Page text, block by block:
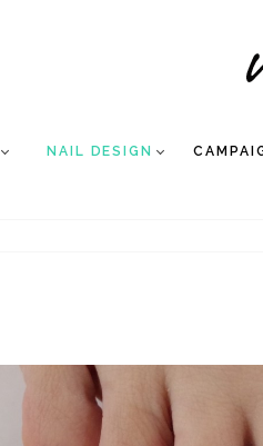
NAIL DESIGN